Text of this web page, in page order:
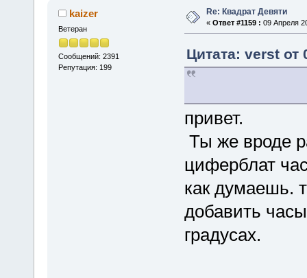
kaizer
Ветеран
Сообщений: 2391
Репутация: 199
Re: Квадрат Девяти
« Ответ #1159 : 09 Апреля
Цитата: verst от
привет.
Ты же вроде
циферблат
как думаешь.
добавить
градусах.